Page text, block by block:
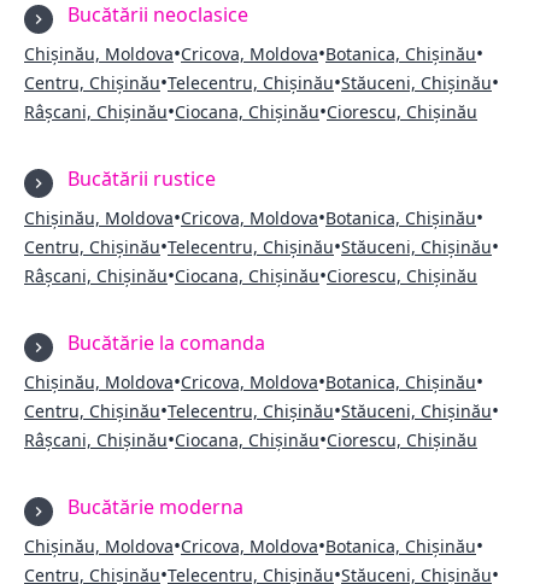
Bucătării neoclasice
Chișinău, Moldova•Cricova, Moldova•Botanica, Chișinău•
Centru, Chișinău•Telecentru, Chișinău•Stăuceni, Chișinău•
Râșcani, Chișinău•Ciocana, Chișinău•Ciorescu, Chișinău
Bucătării rustice
Chișinău, Moldova•Cricova, Moldova•Botanica, Chișinău•
Centru, Chișinău•Telecentru, Chișinău•Stăuceni, Chișinău•
Râșcani, Chișinău•Ciocana, Chișinău•Ciorescu, Chișinău
Bucătărie la comanda
Chișinău, Moldova•Cricova, Moldova•Botanica, Chișinău•
Centru, Chișinău•Telecentru, Chișinău•Stăuceni, Chișinău•
Râșcani, Chișinău•Ciocana, Chișinău•Ciorescu, Chișinău
Bucătărie moderna
Chișinău, Moldova•Cricova, Moldova•Botanica, Chișinău•
Centru, Chișinău•Telecentru, Chișinău•Stăuceni, Chișinău•